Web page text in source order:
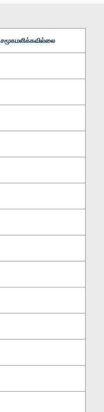
சமூகமளிக்கவில்லை